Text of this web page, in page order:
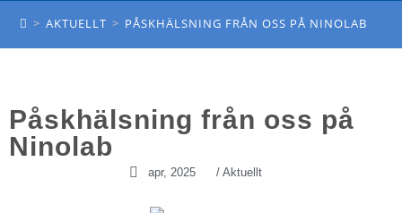
> AKTUELLT > PÅSKHÄLSNING FRÅN OSS PÅ NINOLAB
Påskhälsning från oss på
Ninolab
apr, 2025 / Aktuellt